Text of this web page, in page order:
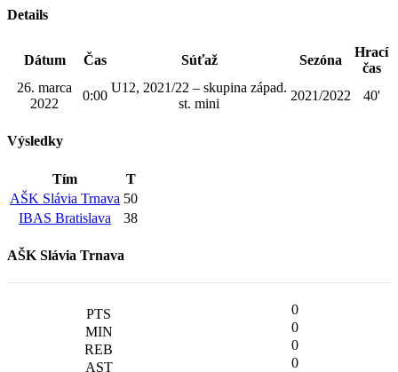
Details
Dátum Čas Súťaž Sezóna
Hrací
čas
26. marca
2022
0:00
U12, 2021/22 – skupina západ.
st. mini
2021/2022 40'
Výsledky
Tím
T
AŠK Slávia Trnava 50
IBAS Bratislava
38
AŠK Slávia Trnava
0
0
0
0